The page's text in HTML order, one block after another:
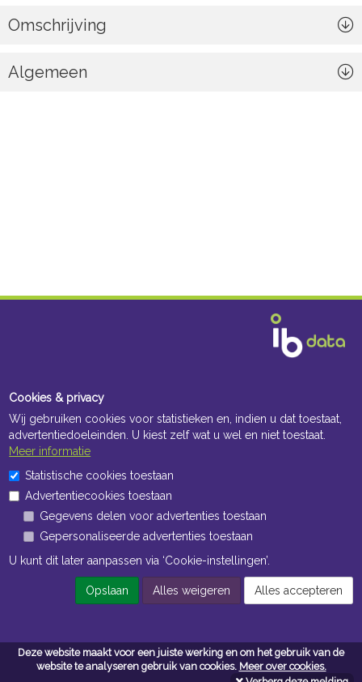
Deze website maakt voor een juiste werking en om het gebruik van de
website te analyseren gebruik van cookies. Meer over cookies.
Omschrijving
Algemeen
Openingstijden Kantoor
ma t/m vr 8:30 uur tot 17:00 uur
Openingstijden Magazijn
ma t/m vr 7:00 uur tot 16:30 uur
Algemene voorwaarden
Cookies & privacy
Wij gebruiken cookies voor statistieken en, indien u dat toestaat,
advertentiedoeleinden. U kiest zelf wat u wel en niet toestaat.
Meer informatie
Statistische cookies toestaan
Advertentiecookies toestaan
Gegevens delen voor advertenties toestaan
Gepersonaliseerde advertenties toestaan
U kunt dit later aanpassen via ‘Cookie-instellingen’.
Opslaan Alles weigeren Alles accepteren